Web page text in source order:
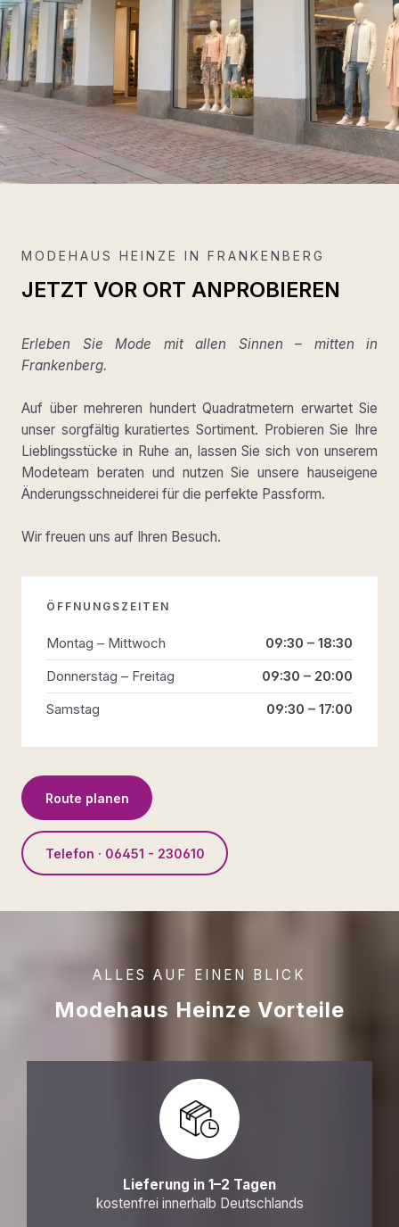
MODEHAUS HEINZE IN FRANKENBERG
JETZT VOR ORT ANPROBIEREN
Erleben Sie Mode mit allen Sinnen – mitten in
Frankenberg.
Auf über mehreren hundert Quadratmetern erwartet Sie
unser sorgfältig kuratiertes Sortiment. Probieren Sie Ihre
Lieblingsstücke in Ruhe an, lassen Sie sich von unserem
Modeteam beraten und nutzen Sie unsere hauseigene
Änderungsschneiderei für die perfekte Passform.
Wir freuen uns auf Ihren Besuch.
ÖFFNUNGSZEITEN
Montag – Mittwoch
09:30 – 18:30
Donnerstag – Freitag
09:30 – 20:00
Samstag
09:30 – 17:00
Route planen
Telefon · 06451 - 230610
ALLES AUF EINEN BLICK
Modehaus Heinze Vorteile
Lieferung in 1–2 Tagen
kostenfrei innerhalb Deutschlands